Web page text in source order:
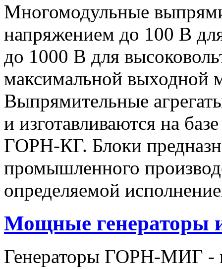
Многомодульные
напряжением до 100 В
до 1000 В для
максимальной
Выпрямительные
и изготавливаются на
ГОРН-КГ. Блоки
промышленного
определяемой
Мощные
Генераторы ГОРН-МИГ -